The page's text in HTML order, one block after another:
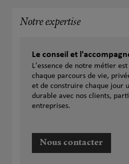
Notre expertise
Le conseil et
L'essence de notre métier
chaque parcours de vie,
et de construire chaque jour
durable avec nos clients,
entreprises.
Nous contacter